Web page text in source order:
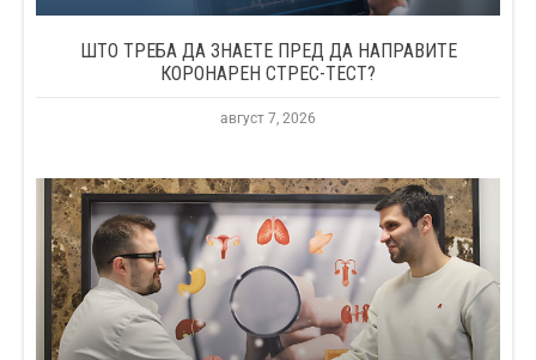
ШТО ТРЕБА ДА ЗНАЕТЕ ПРЕД ДА НАПРАВИТЕ
КОРОНАРЕН СТРЕС-ТЕСТ?
август 7, 2026